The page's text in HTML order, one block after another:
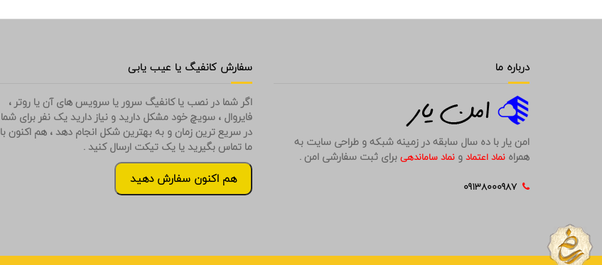
درباره ما
امن یار با ده سال سابقه در زمینه شبکه و طراحی سایت به
همراه نماد اعتمادو نماد ساماندهیبرای ثبت سفارشی امن .
سفارش کانفیگ یا عیب یابی
اگر شما در نصب یا کانفیگ سرور یا سرویس های آن یا روتر ،
فایروال ، سویچ خود مشکل دارید و نیاز دارید یک نفر برای شما
در سریع ترین زمان و به بهترین شکل انجام دهد ، هم اکنون با
ما تماس بگیرید یا یک تیکت ارسال کنید .
هم اکنون سفارش دهید